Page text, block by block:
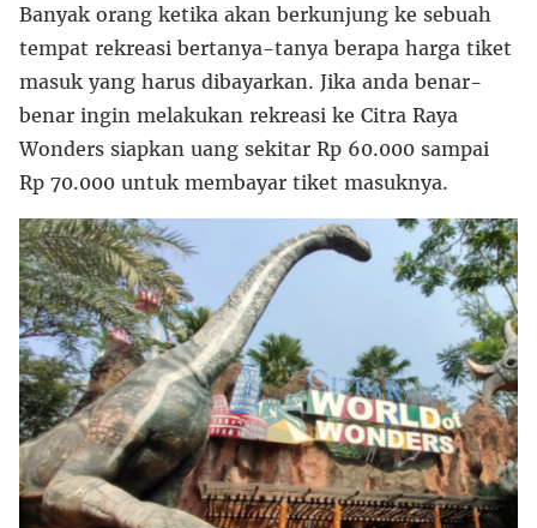
Banyak orang ketika akan berkunjung ke sebuah
tempat rekreasi bertanya-tanya berapa harga tiket
masuk yang harus dibayarkan. Jika anda benar-
benar ingin melakukan rekreasi ke Citra Raya
Wonders siapkan uang sekitar Rp 60.000 sampai
Rp 70.000 untuk membayar tiket masuknya.